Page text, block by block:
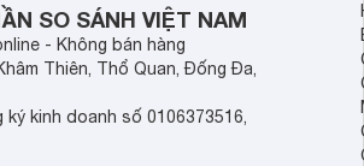
SO SÁNH VIỆT NAM
- Không bán hàng
Thiên, Thổ Quan, Đống Đa,
kinh doanh số 0106373516,